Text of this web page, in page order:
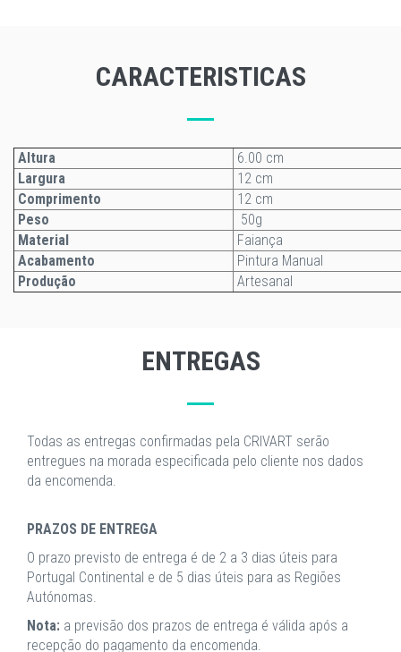
CARACTERISTICAS
Altura
6.00 cm
Largura
12 cm
Comprimento
12 cm
Peso
50g
Material
Faiança
Acabamento
Pintura Manual
Produção
Artesanal
ENTREGAS
Todas as entregas confirmadas pela CRIVART serão
entregues na morada especificada pelo cliente nos dados
da encomenda.
PRAZOS DE ENTREGA
O prazo previsto de entrega é de 2 a 3 dias úteis para
Portugal Continental e de 5 dias úteis para as Regiões
Autónomas.
Nota: a previsão dos prazos de entrega é válida após a
recepção do pagamento da encomenda.